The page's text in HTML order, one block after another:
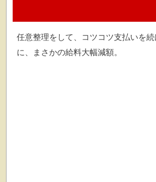
任意整理をして、コツコツ支払いを
に、まさかの給料大幅減額。